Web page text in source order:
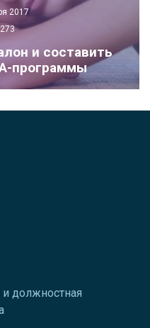
2017
и составить
программы
и должностная